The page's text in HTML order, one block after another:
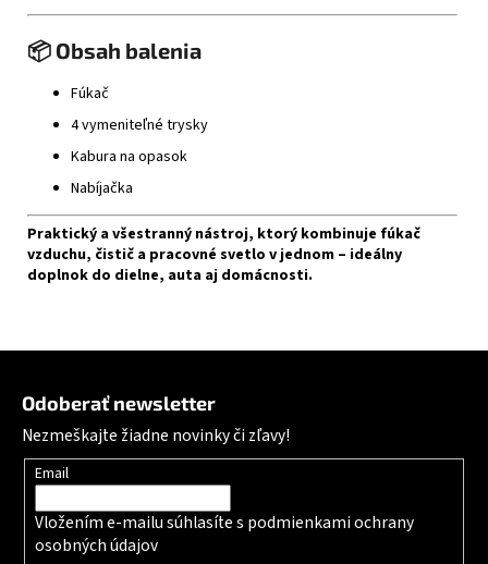
📦 Obsah balenia
Fúkač
4 vymeniteľné trysky
Kabura na opasok
Nabíjačka
Praktický a všestranný nástroj, ktorý kombinuje fúkač
vzduchu, čistič a pracovné svetlo v jednom – ideálny
doplnok do dielne, auta aj domácnosti.
Odoberať newsletter
Nezmeškajte žiadne novinky či zľavy!
Email
Vložením e-mailu súhlasíte s podmienkami ochrany
osobných údajov